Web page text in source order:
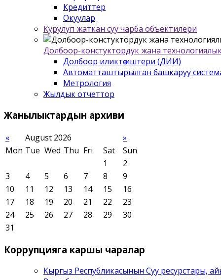
Кредиттер
Окуулар
Курулуп жаткан суу чарба объектилери
Долбоор-констуктордук жана
Долбоор иликтѳѳ иштери (ДИИ)
Автоматташтырылган башкаруу
Метрология
Жылдык отчеттор
Жанылыктардын архиви
« August 2026
»
Mon Tue Wed Thu Fri Sat
Sun
1
2
3
4 5 6 7 8
9
10
11 12 13 14 15
16
17
18 19 20 21 22
23
24
25 26 27 28 29
30
31
Коррупцияга каршы чаралар
Кыргыз Республикасынын Суу ресурстары,